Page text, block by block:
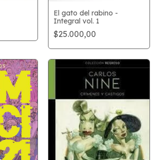
El gato del rabino -
Integral vol. 1
$25.000,00